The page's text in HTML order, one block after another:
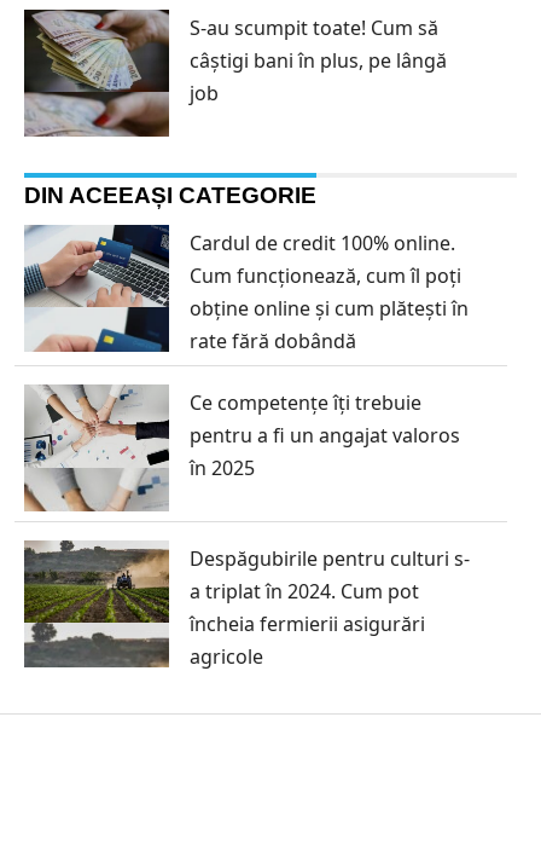
S-au scumpit toate! Cum să
câştigi bani în plus, pe lângă
job
DIN ACEEAȘI CATEGORIE
Cardul de credit 100% online.
Cum funcționează, cum îl poți
obține online și cum plătești în
rate fără dobândă
Ce competențe îți trebuie
pentru a fi un angajat valoros
în 2025
Despăgubirile pentru culturi s-
a triplat în 2024. Cum pot
încheia fermierii asigurări
agricole